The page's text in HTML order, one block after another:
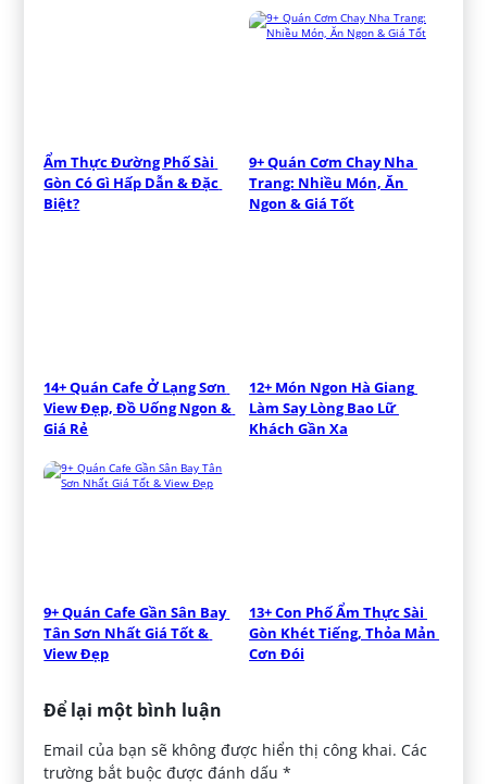
Ẩm Thực Đường Phố Sài
Gòn Có Gì Hấp Dẫn & Đặc
Biệt?
9+ Quán Cơm Chay Nha
Trang: Nhiều Món, Ăn
Ngon & Giá Tốt
14+ Quán Cafe Ở Lạng Sơn
View Đẹp, Đồ Uống Ngon &
Giá Rẻ
12+ Món Ngon Hà Giang
Làm Say Lòng Bao Lữ
Khách Gần Xa
9+ Quán Cafe Gần Sân Bay
Tân Sơn Nhất Giá Tốt &
View Đẹp
13+ Con Phố Ẩm Thực Sài
Gòn Khét Tiếng, Thỏa Mản
Cơn Đói
Để lại một bình luận
Email của bạn sẽ không được hiển thị công khai. Các
trường bắt buộc được đánh dấu*